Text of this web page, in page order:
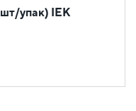
упак) IEK